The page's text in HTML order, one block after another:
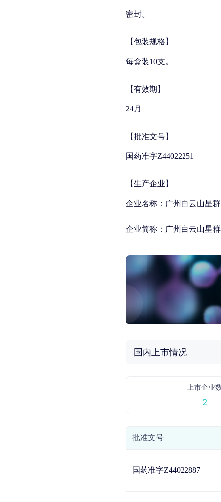
密封。
【包装规格】
每盒装10支。
【有效期】
24月
【批准文号】
国药准字Z44022251
【生产企业】
企业名称：广州白云山星
企业简称：广州白云山星
国内上市情况
上市企业
2
批准文号
国药准字Z44022887